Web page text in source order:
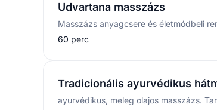
Udvartana masszázs
60 perc
Tradicionális ayurvédikus